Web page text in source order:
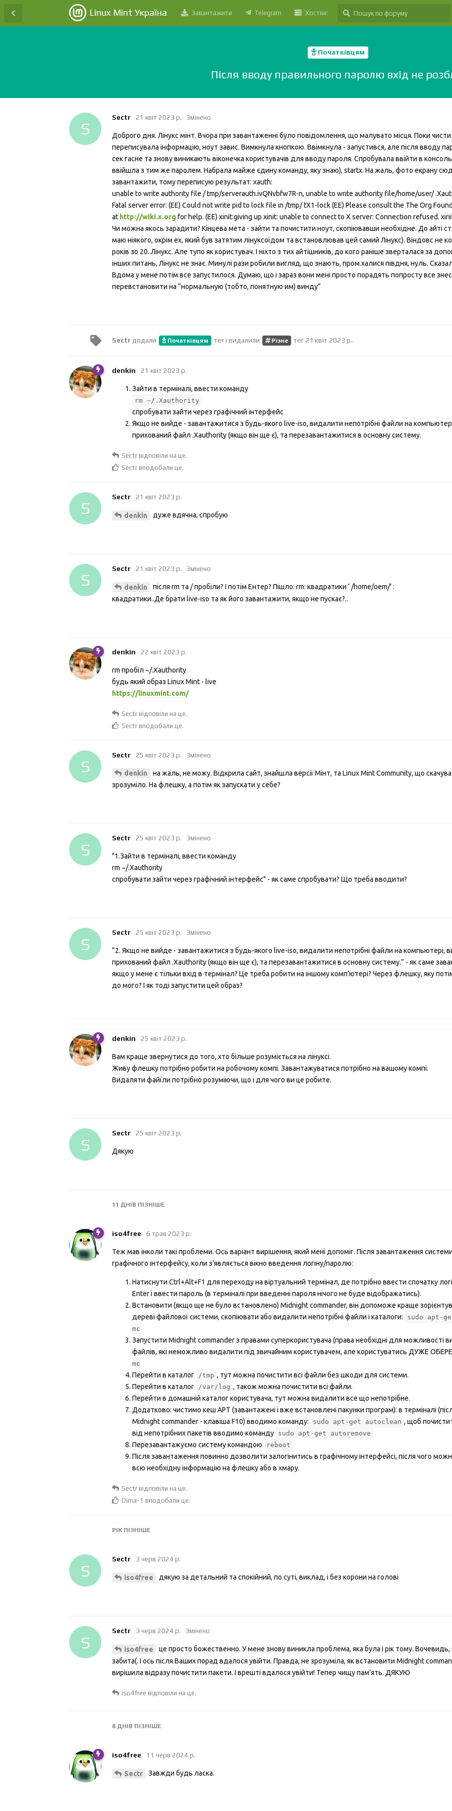
Linux Mint Україна Завантажити Telegram Хостінґ
Початківцям
Після вводу правильного паролю вхід не
S
Sectr 21 квiт 2023 р. Змінено
Доброго дня. Лінукс мінт. Вчора при завантаженні було повідомлення, що малувато місця. Поки
переписувала інформацію, ноут завис. Вимкнула кнопкою. Ввімкнула - запустився, але після вводу
сек гасне та знову виникають віконечка користувачів для вводу пароля. Спробувала ввійти в
ввійшла з тим же паролем. Набрала майже єдину команду, яку знаю), startx. На жаль, фото екрану
завантажити, тому переписую результат: xauth:
unable to write authority file / tmp/serverauth.ivQNvbfw7R-n, unable to write authority file/home/user/
Fatal server error: (EE) Could not write pid to lock file in /tmp/ tX1-lock (EE) Please consult the The Org
at http://wiki.x.org for help. (EE) xinit:giving up xinit: unable to connect to X server: Connection refused.
Чи можна якось зарадити? Кінцева мета - зайти та почистити ноут, скопіювавши необхідне. До айті
маю ніякого, окрім ex, який був затятим лінуксоїдом та встановлював цей самий Лінукс). Віндовс не
років зо 20. Лінукс. Але тупо як користувач. І ніхто з тих айтішників, до кого раніше зверталася за
інших питань, Лінукс не знає. Минулі рази робили вигляд, що знають, пром.халися півдня, нуль.
Вдома у мене потім все запустилося. Думаю, що і зараз вони мені просто порадять попросту все
перевстановити на “нормальную (тобто, понятную им) винду”
Sectr додали Початківцям тегі видалили Різне тег 21 квiт 2023 р..
denkin 21 квiт 2023 р.
Зайти в терміналі, ввести команду
rm ~/.Xauthority
спробувати зайти через графічний інтерфейс
Якщо не вийде - завантажитися з будь-якого live-iso, видалити непотрібні файли на
прихований файл .Xauthority (якщо він ще є), та перезавантажитися в основну систему.
Sectrвідповіли на це.
Sectrвподобали це.
S
Sectr 21 квiт 2023 р.
denkin дуже вдячна, спробую
S
Sectr 21 квiт 2023 р. Змінено
denkin
після rm та / пробіли? І потім Ентер? Пішло: rm: квадратики ‘ /home/oem/’ :
квадратики..Де брати live-iso та як його завантажити, якщо не пускає?..
denkin 22 квiт 2023 р.
rm пробіл ~/.Xauthority
будь який образ Linux Mint - live
https://linuxmint.com/
Sectrвідповіли на це.
Sectrвподобали це.
S
Sectr 25 квiт 2023 р. Змінено
denkin
на жаль, не можу. Відкрила сайт, знайшла версії Мінт, та Linux Mint Community, що
зрозуміло. На флешку, а потім як запускати у себе?
S
Sectr 25 квiт 2023 р. Змінено
"1.Зайти в терміналі, ввести команду
rm ~/.Xauthority
спробувати зайти через графічний інтерфейс" - як саме спробувати? Що треба вводити?
S
Sectr 25 квiт 2023 р. Змінено
“2. Якщо не вийде - завантажитися з будь-якого live-iso, видалити непотрібні файли на компьютері,
прихований файл .Xauthority (якщо він ще є), та перезавантажитися в основну систему.” - як саме
якщо у мене є тільки вхід в термінал? Це треба робити на іншому комп’ютері? Через флешку, яку
до мого? І як тоді запустити цей образ?
denkin 25 квiт 2023 р.
Вам краще звернутися до того, хто більше розуміється на лінуксі.
Живу флешку потрібно робити на робочому компі. Завантажуватися потрібно на вашому компі.
Видаляти файїли потрібно розуміючи, що і для чого ви це робите.
S
Sectr 25 квiт 2023 р.
Дякую
11 ДНІВ ПІЗНІШЕ
iso4free 6 трав 2023 р.
Теж мав інколи такі проблеми. Ось варіант вирішення, який мені допоміг. Після завантаження системи і
графічного інтерфейсу, коли з’являється вікно введення логіну/паролю:
Натиснути Ctrl+Alt+F1 для переходу на віртуальний термінал, де потрібно ввести спочатку
Enter і ввести пароль (в терміналі при введенні пароля нічого не буде відображатись).
Встановити (якщо ще не було встановлено) Midnight commander, він допоможе краще
дереві файлової системи, скопіювати або видалити непотрібні файли і каталоги:
sudo apt-
mc
Запустити Midnight commander з правами суперкористувача (права необхідні для можливості
файлів, які неможливо видалити під звичайним користувачем, але користуватись ДУЖЕ
mc
Перейти в каталог /tmp , тут можна почистити всі файли без шкоди для системи.
Перейти в каталог /var/log , також можна почистити всі файли.
Перейти в домашній каталог користувача, тут можна видалити все що непотрібне.
Додатково: чистимо кеш APT (завантажені і вже встановлені пакунки програм): в терміналі
Midnight commander - клавіша F10) вводимо команду:
sudo apt-get autoclean , щоб
від непотрібних пакетів вводимо команду sudo apt-get autoremove
Перезавантажуємо систему командою reboot
Після завантаження повинно дозволити залогінитись в графічному інтерфейсі, після чого
всю необхідну інформацію на флешку або в хмару.
Sectrвідповіли на це.
Dima-1 вподобали це.
РІК ПІЗНІШЕ
S
Sectr 3 черв 2024 р.
iso4free дякую за детальний та спокійний, по суті, виклад, і без корони на голові
S
Sectr 3 черв 2024 р. Змінено
iso4free
це просто божественно. У мене знову виникла проблема, яка була і рік тому. Вочевидь,
забита(. І ось після Ваших порад вдалося увійти. Правда, не зрозуміла, як встановити Midnight
вирішила відразу почистити пакети. І врешті вдалося увійти! Тепер чищу пам’ять. ДЯКУЮ
iso4free відповіли на це.
8 ДНІВ ПІЗНІШЕ
iso4free 11 черв 2024 р.
Sectr Завжди будь ласка.